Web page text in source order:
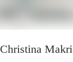
Christina Makri